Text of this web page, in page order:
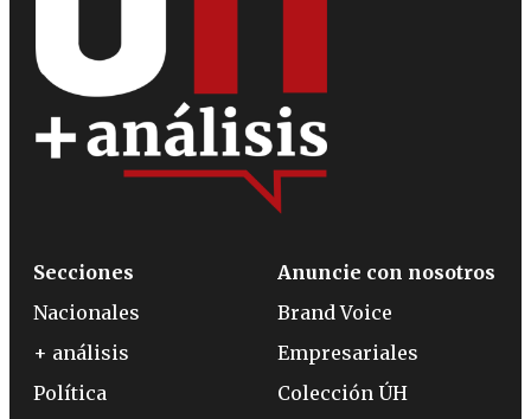
Secciones
Nacionales
+ análisis
Política
Anuncie con nosotros
Brand Voice
Empresariales
Colección ÚH